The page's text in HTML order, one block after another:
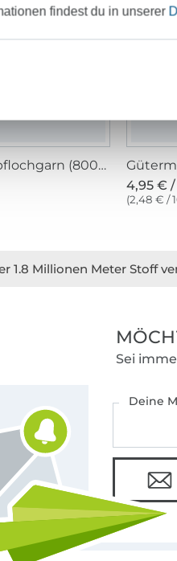
Gütermann Zierstich- und Knopflochgarn (800) weiss
4,95 €
(2,48 € /
1.8 Millionen Meter Stoff
Sei
Deine
findest du in unserer